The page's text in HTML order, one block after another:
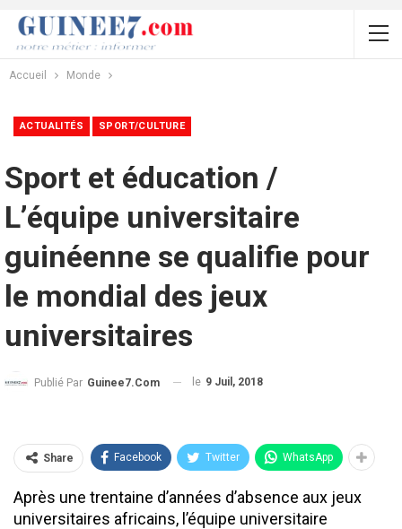
Accueil Monde
ACTUALITÉS SPORT/CULTURE
Sport et éducation /
L’équipe universitaire
guinéenne se qualifie pour
le mondial des jeux
universitaires
Publié Par Guinee7.com le 9 Juil, 2018
Share Facebook Twitter WhatsApp
Après une trentaine d’années d’absence aux jeux
universitaires africains, l’équipe universitaire